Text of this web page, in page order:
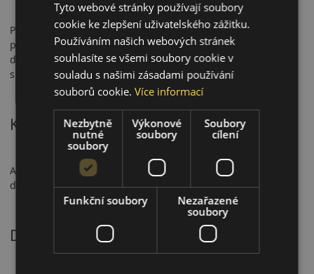
Pneumatika má certifikaci 3PMSF a M+S, což z ní činí
plnohodnotnou celoroční volbu. Nabízí krátkou brzdnou
dráhu na mokru, stabilní ovladatelnost a spolehlivý výkon na
sněhu.
Komfort a hlučnost
AS210 poskytuje vyváženou jízdu a mírnou hlučnost (69–72
dB). Je vhodná pro městský provoz i delší cestování.
Doporučené použití
Tyto webové stránky používají soubory
cookie ke zlepšení uživatelského zážitku.
Používáním našich webových stránek
souhlasíte se všemi soubory cookie v
souladu s našimi zásadami používání
souborů cookie.Více informací
Nezbytně
nutné
soubory
Výkonové
soubory
Soubory
cílení
Funkční soubory
Nezařazené
soubory